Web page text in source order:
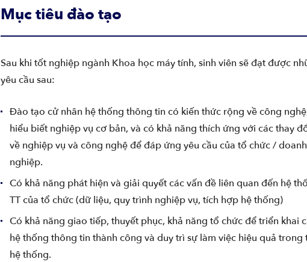
Mục tiêu đào tạo
Sau khi tốt nghiệp ngành Khoa học máy tính, sinh viên sẽ đạt được
yêu cầu sau:
Đào tạo cử nhân hệ thống thông tin có kiến thức rộng về công
hiểu biết nghiệp vụ cơ bản, và có khả năng thích ứng với các thay
về nghiệp vụ và công nghệ để đáp ứng yêu cầu của tổ chức / doanh
nghiệp.
Có khả năng phát hiện và giải quyết các vấn đề liên quan đến hệ
TT của tổ chức (dữ liệu, quy trình nghiệp vụ, tích hợp hệ thống)
Có khả năng giao tiếp, thuyết phục, khả năng tổ chức để triển khai
hệ thống thông tin thành công và duy trì sự làm việc hiệu quả trong
hệ thống.